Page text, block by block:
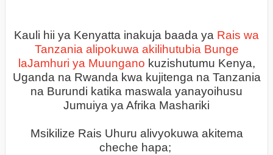
Kauli hii ya Kenyatta inakuja baada ya Rais wa
Tanzania alipokuwa akilihutubia Bunge
laJamhuri ya Muungano kuzishutumu Kenya,
Uganda na Rwanda kwa kujitenga na Tanzania
na Burundi katika maswala yanayoihusu
Jumuiya ya Afrika Mashariki
Msikilize Rais Uhuru alivyokuwa akitema
cheche hapa;